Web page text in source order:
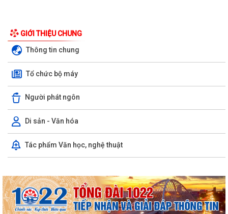
GIỚI THIỆU CHUNG
Thông tin chung
Tổ chức bộ máy
Người phát ngôn
Di sản - Văn hóa
Tác phẩm Văn học, nghệ thuật
Đội tuyển Hải Phòng đoạt giải A Hội thi lực lượng tham gia bảo vệ an
ninh, trật tự ở cơ sở giỏi...
UBND phường Kinh Môn họp đẩy nhanh tiến độ giải phóng mặt bằng
Khai mạc Chung kết Hội thi lực lượng tham gia bảo vệ ANTT ở cơ sở
giỏi toàn quốc lần thứ nhất, năm...
ở cơ sở giỏi toàn quốc (lần...
Một số quy định mới về thực hiện thủ tục hành chính theo cơ chế một
cửa, một cửa liên thông